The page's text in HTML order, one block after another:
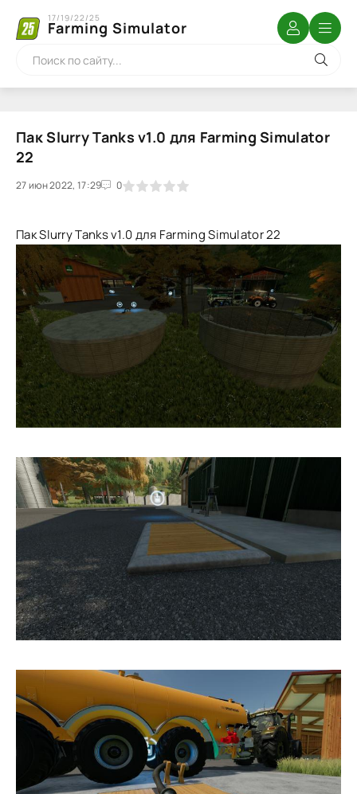
Farming Simulator
17/19/22/25
Пак Slurry Tanks v1.0 для Farming Simulator
22
27 июн 2022, 17:29 0
1 2 3 4 5
Пак Slurry Tanks v1.0 для Farming Simulator 22